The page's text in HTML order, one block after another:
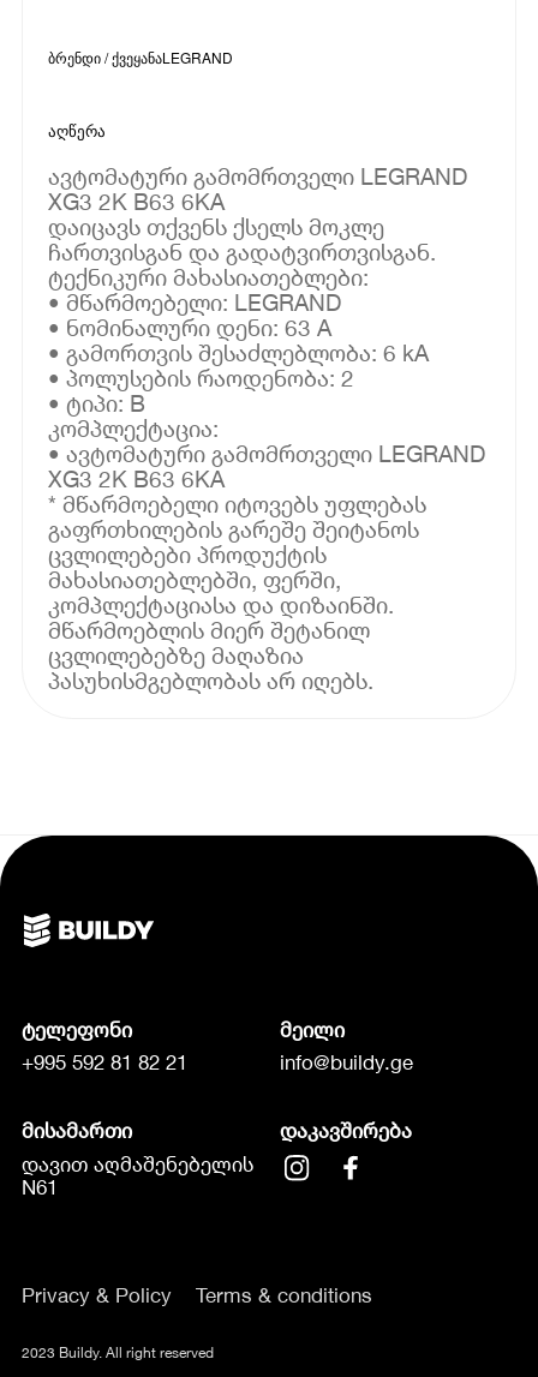
ბრენდი / ქვეყანაLEGRAND
აღწერა
ავტომატური გამომრთველი LEGRAND
XG3 2K B63 6KA
დაიცავს თქვენს ქსელს მოკლე
ჩართვისგან და გადატვირთვისგან.
ტექნიკური მახასიათებლები:
• მწარმოებელი: LEGRAND
• ნომინალური დენი: 63 A
• გამორთვის შესაძლებლობა: 6 kA
• პოლუსების რაოდენობა: 2
• ტიპი: B
კომპლექტაცია:
• ავტომატური გამომრთველი LEGRAND
XG3 2K B63 6KA
* მწარმოებელი იტოვებს უფლებას
გაფრთხილების გარეშე შეიტანოს
ცვლილებები პროდუქტის
მახასიათებლებში, ფერში,
კომპლექტაციასა და დიზაინში.
მწარმოებლის მიერ შეტანილ
ცვლილებებზე მაღაზია
პასუხისმგებლობას არ იღებს.
ტელეფონი
+995 592 81 82 21
მეილი
info@buildy.ge
მისამართი
დავით აღმაშენებელის
N61
დაკავშირება
Privacy & Policy Terms & conditions
2023 Buildy. All right reserved